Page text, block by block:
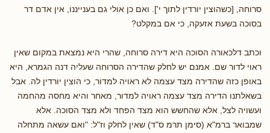
סרוחה, [כשהוצין יורדין לתוך י']. ואם כן אולי גם בענייננו, אין אדם דר
בסוכה בשעת אזעקה, כי אם במקלט?
וכתב דלכאורה הסוכה היא דירה סרוחה, שהרי היא נמצאת במקום שאין
ראוי לדור שם. אמנם יש לחלק שהדירה הסרוחה שעליה דנה הגמרא, היא
באופן כזה שהדירה מצד עצמה לא ראויה למדור, כי הוצין יורדין לה. אבל
בשאלתנו הדירה מצד עצמה ראויה למדור, מאחר והיא מחסה מהחמה
ועשויה לצל, אלא שהחשש הוא מצד הפחד ולא מצד הסוכה. אלא
שמבואר ברמ"א (סימן תרמ ס"ד) שאין לחלק וז"ל: "ואם עשאה מתחלה